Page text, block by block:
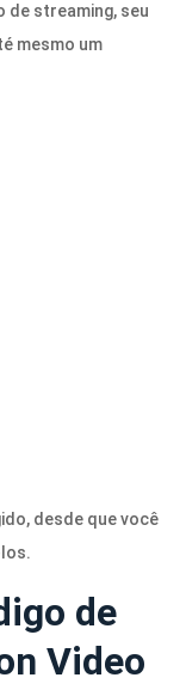
de streaming, seu
mesmo um
desde que você
de
Video